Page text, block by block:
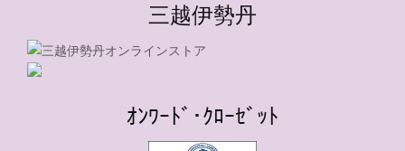
三越伊勢丹
ｵﾝﾜｰﾄﾞ･ｸﾛｰｾﾞｯﾄ